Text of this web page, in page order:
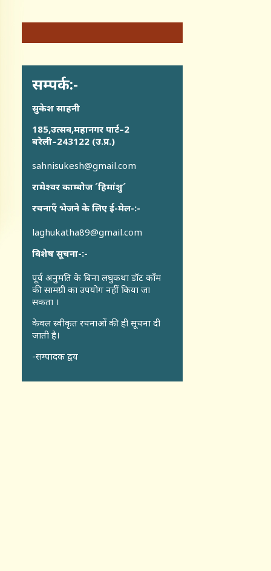
सम्पर्क:-
सुकेश साहनी
185,उत्सव,महानगर पार्ट–2
बरेली–243122 (उ.प्र.)
sahnisukesh@gmail.com
रामेश्वर काम्बोज ´हिमांशु´
रचनाएँ भेजने के लिए ई-मेल-:-
laghukatha89@gmail.com
विशेष सूचना-:-
पूर्व अनुमति के बिना लघुकथा डॉट कॉंम
की सामग्री का उपयोग नहीं किया जा
सकता ।
केवल स्वीकृत रचनाओं की ही सूचना दी
जाती है।
-सम्पादक द्वय